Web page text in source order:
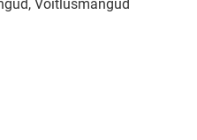
Võitlusmängud